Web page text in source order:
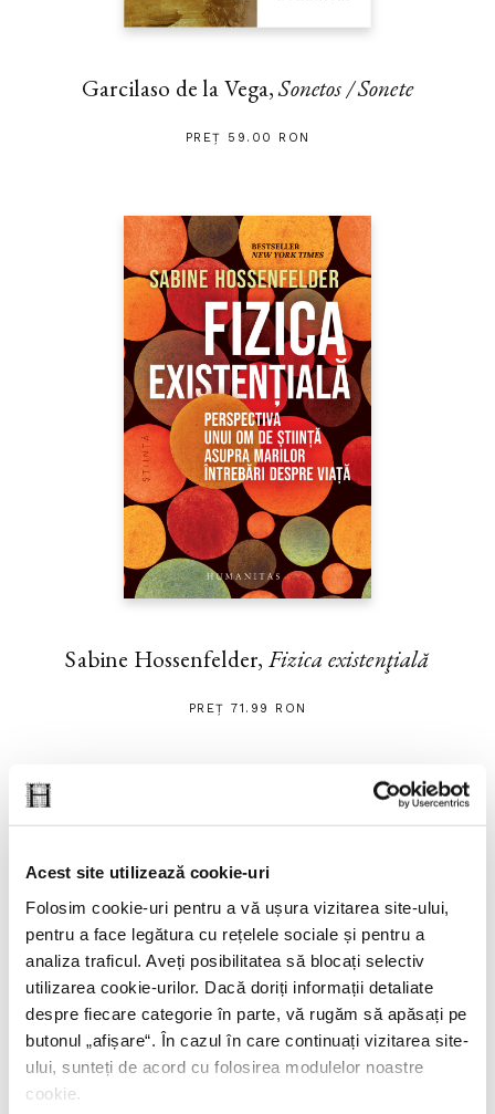
Acest site utilizează cookie-uri
Folosim cookie-uri pentru a vă ușura vizitarea site-ului,
pentru a face legătura cu rețelele sociale și pentru a
analiza traficul. Aveți posibilitatea să blocați selectiv
utilizarea cookie-urilor. Dacă doriți informații detaliate
despre fiecare categorie în parte, vă rugăm să apăsați pe
butonul „ afișare“. În cazul în care continuați vizitarea site-
ului, sunteți de acord cu folosirea modulelor noastre
cookie.
Garcilaso de la Vega,Sonetos / Sonete
PREȚ 59.00 RON
Sabine Hossenfelder, Fizica existenţială
PREȚ 71.99 RON